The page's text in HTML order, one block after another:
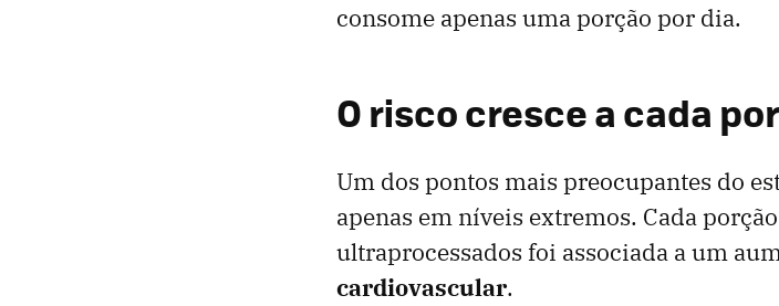
consome apenas uma porção por dia.
O risco cresce a cada
Um dos pontos mais preocupantes do
apenas em níveis extremos. Cada
ultraprocessados foi associada a um
cardiovascular.